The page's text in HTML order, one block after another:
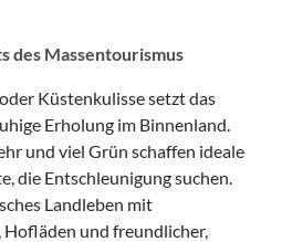
des Massentourismus
Küstenkulisse setzt das
Erholung im Binnenland.
und viel Grün schaffen ideale
die Entschleunigung suchen.
Landleben mit
und freundlicher,